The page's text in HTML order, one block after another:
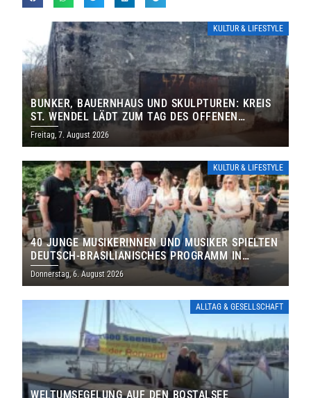
KULTUR & LIFESTYLE
BUNKER, BAUERNHAUS UND SKULPTUREN: KREIS
ST. WENDEL LÄDT ZUM TAG DES OFFENEN
DENKMALS EIN
Freitag, 7. August 2026
KULTUR & LIFESTYLE
40 JUNGE MUSIKERINNEN UND MUSIKER SPIELTEN
DEUTSCH-BRASILIANISCHES PROGRAMM IN
THOLEY
Donnerstag, 6. August 2026
ALLTAG & GESELLSCHAFT
WELTUMSEGELUNG AUF DEN BOSTALSEE